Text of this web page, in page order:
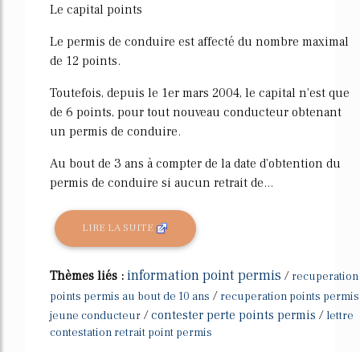
Le capital points
Le permis de conduire est affecté du nombre maximal
de 12 points.
Toutefois, depuis le 1er mars 2004, le capital n'est que
de 6 points, pour tout nouveau conducteur obtenant
un permis de conduire.
Au bout de 3 ans à compter de la date d'obtention du
permis de conduire si aucun retrait de...
LIRE LA SUITE
Thèmes liés : information point permis / recuperation
points permis au bout de 10 ans / recuperation points permis
jeune conducteur /contester perte points permis / lettre
contestation retrait point permis